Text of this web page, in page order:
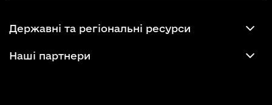
Державні та регіональні ресурси
Наші партнери